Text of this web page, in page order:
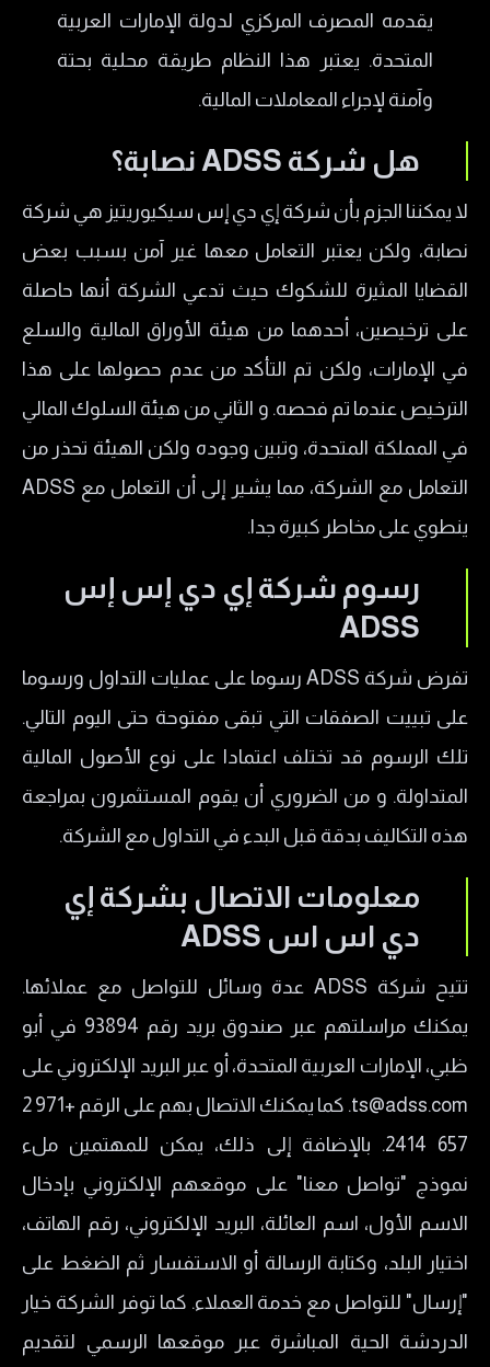
يقدمه المصرف المركزي لدولة الإمارات العربية
المتحدة. يعتبر هذا النظام طريقة محلية بحتة
وآمنة لإجراء المعاملات المالية.
هل شركة ADSS نصابة؟
لا يمكننا الجزم بأن شركة إي دي إس سيكيوريتيز هي شركة
نصابة، ولكن يعتبر التعامل معها غير آمن بسبب بعض
القضايا المثيرة للشكوك حيث تدعي الشركة أنها حاصلة
على ترخيصين، أحدهما من هيئة الأوراق المالية والسلع
في الإمارات، ولكن تم التأكد من عدم حصولها على هذا
الترخيص عندما تم فحصه. و الثاني من هيئة السلوك المالي
في المملكة المتحدة، وتبين وجوده ولكن الهيئة تحذر من
التعامل مع الشركة، مما يشير إلى أن التعامل مع ADSS
ينطوي على مخاطر كبيرة جدا.
رسوم شركة إي دي إس إس
ADSS
تفرض شركة ADSS رسوما على عمليات التداول ورسوما
على تبييت الصفقات التي تبقى مفتوحة حتى اليوم التالي.
تلك الرسوم قد تختلف اعتمادا على نوع الأصول المالية
المتداولة. و من الضروري أن يقوم المستثمرون بمراجعة
هذه التكاليف بدقة قبل البدء في التداول مع الشركة.
معلومات الاتصال بشركة إي
دي اس اس ADSS
تتيح شركة ADSS عدة وسائل للتواصل مع عملائها.
يمكنك مراسلتهم عبر صندوق بريد رقم 93894 في أبو
ظبي، الإمارات العربية المتحدة، أو عبر البريد الإلكتروني على
ts@adss.com. كما يمكنك الاتصال بهم على الرقم +971 2
657 2414. بالإضافة إلى ذلك، يمكن للمهتمين ملء
نموذج "تواصل معنا" على موقعهم الإلكتروني بإدخال
الاسم الأول، اسم العائلة، البريد الإلكتروني، رقم الهاتف،
اختيار البلد، وكتابة الرسالة أو الاستفسار ثم الضغط على
"إرسال" للتواصل مع خدمة العملاء. كما توفر الشركة خيار
الدردشة الحية المباشرة عبر موقعها الرسمي لتقديم